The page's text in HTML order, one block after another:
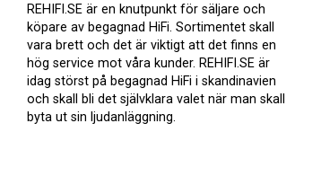
REHIFI.SE är en knutpunkt för säljare och
köpare av begagnad HiFi. Sortimentet skall
vara brett och det är viktigt att det finns en
hög service mot våra kunder. REHIFI.SE är
idag störst på begagnad HiFi i skandinavien
och skall bli det självklara valet när man skall
byta ut sin ljudanläggning.